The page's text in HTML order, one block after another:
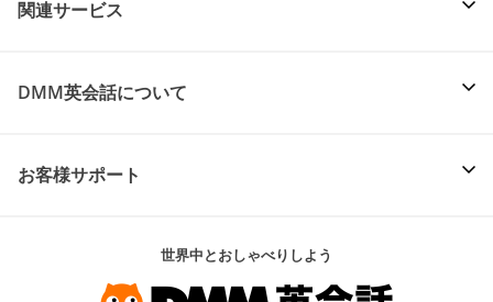
関連サービス
DMM英会話について
お客様サポート
世界中とおしゃべりしよう